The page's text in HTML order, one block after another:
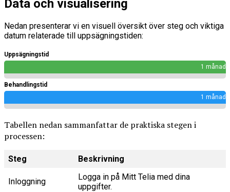
Data och visualisering
Nedan presenterar vi en visuell översikt över steg och viktiga
datum relaterade till uppsägningstiden:
Uppsägningstid
1 månad
Behandlingstid
1 månad
Tabellen nedan sammanfattar de praktiska stegen i
processen:
Steg Beskrivning
Inloggning
Logga in på Mitt Telia med dina
uppgifter.